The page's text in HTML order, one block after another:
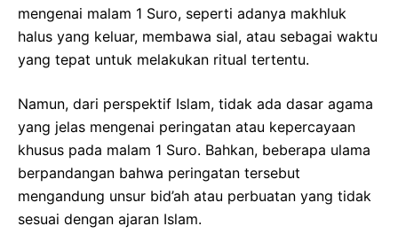
mengenai malam 1 Suro, seperti adanya makhluk
halus yang keluar, membawa sial, atau sebagai waktu
yang tepat untuk melakukan ritual tertentu.
Namun, dari perspektif Islam, tidak ada dasar agama
yang jelas mengenai peringatan atau kepercayaan
khusus pada malam 1 Suro. Bahkan, beberapa ulama
berpandangan bahwa peringatan tersebut
mengandung unsur bid’ah atau perbuatan yang tidak
sesuai dengan ajaran Islam.